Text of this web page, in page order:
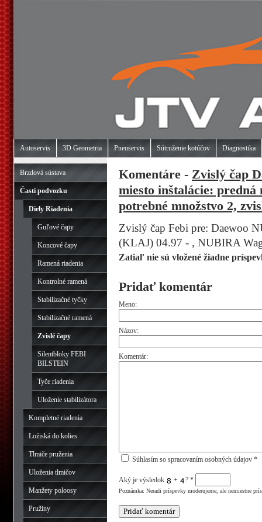
Autoservis 3D Geometria Pneuservis Sútruženie kotúčov Diagnostika
Brzdová sústava
Časti podvozku
Diely Riadenia
Guľové čapy
Koncové čapy
Ramená riadenia
Kontrolné ramená
Stabilizačné tyčky
Stabilizačné ramená
Zvislé čapy
Silentbloky FEBI
BILSTEIN
Tyče riadenia
Uloženie stabilizátora
Kompletné riadenia
Ložiská do kolies
Tlmiče pruženia
Uloženia tlmičov
Manžety poloosy
Pružiny
Komentáre - Zvislý čap
miesto inštalácie: predná
potrebné množstvo 2,
Zvislý čap Febi pre: Daewoo
(KLAJ) 04.97 - , NUBIRA
Zatiaľ nie sú vložené žiadne
Pridať komentár
Meno:
Názov:
Komentár:
Súhlasím so spracovaním osobných údajov *
Aký je výsledok + ? *
Poznámka: Neradi príspevky moderujeme, ale nemiestne